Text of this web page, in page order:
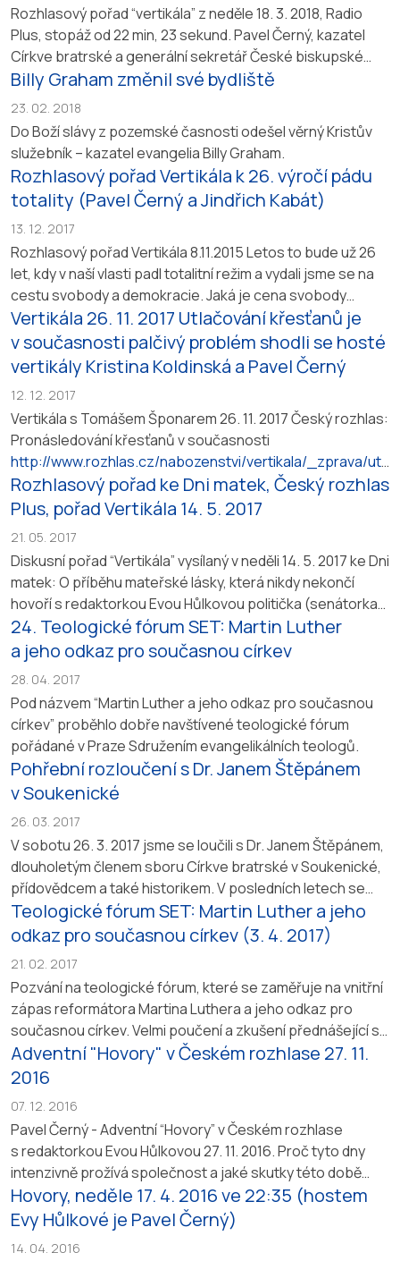
Rozhlasový pořad “vertikála” z neděle 18. 3. 2018, Radio
Plus, stopáž od 22 min, 23 sekund. Pavel Černý, kazatel
Církve bratrské a generální sekretář České biskupské
konference Stanislav Přibyl. Pořadem provází redaktorka
Eva Hůlková.
Billy Graham změnil své bydliště
23. 02. 2018
Do Boží slávy z pozemské časnosti odešel věrný Kristův
služebník – kazatel evangelia Billy Graham.
Rozhlasový pořad Vertikála k 26. výročí pádu
totality (Pavel Černý a Jindřich Kabát)
13. 12. 2017
Rozhlasový pořad Vertikála 8.11.2015 Letos to bude už 26
let, kdy v naší vlasti padl totalitní režim a vydali jsme se na
cestu svobody a demokracie. Jaká je cena svobody
dnes? Hosty Evy Hůlkové jsou Pavel Černý, pedagog
a kazatel Církve bratrské a Jindřich Kabát, psycholog
a pedagog.http://prehravac.rozhlas.cz/audio/3507504
Vertikála 26. 11. 2017 Utlačování křesťanů je
v současnosti palčivý problém shodli se hosté
vertikály Kristina Koldinská a Pavel Černý
12. 12. 2017
Vertikála s Tomášem Šponarem 26. 11. 2017 Český rozhlas:
Pronásledování křesťanů v současnosti
http://www.rozhlas.cz/nabozenstvi/vertikala/_zprava/utl
acovani-krestanu-je-v-soucasnosti-palcivy-problem-
shodli-se-hoste-vertikaly–1771630
Rozhlasový pořad ke Dni matek, Český rozhlas
Plus, pořad Vertikála 14. 5. 2017
21. 05. 2017
Diskusní pořad “Vertikála” vysílaný v neděli 14. 5. 2017 ke Dni
matek: O příběhu mateřské lásky, která nikdy nekončí
hovoří s redaktorkou Evou Hůlkovou politička (senátorka
Zuzana Boudyšová), duchovní (kazatel Pavel Černý) a po
telefonu se zapojili psycholog, hudebník a kněz.
http://prehravac.rozhlas.cz/audio/3858898
24. Teologické fórum SET: Martin Luther
a jeho odkaz pro současnou církev
28. 04. 2017
Pod názvem “Martin Luther a jeho odkaz pro současnou
církev” proběhlo dobře navštívené teologické fórum
pořádané v Praze Sdružením evangelikálních teologů.
Pohřební rozloučení s Dr. Janem Štěpánem
v Soukenické
26. 03. 2017
V sobotu 26. 3. 2017 jsme se loučili s Dr. Janem Štěpánem,
dlouholetým členem sboru Církve bratrské v Soukenické,
přídovědcem a také historikem. V posledních letech se
zaměřil na články a monografie a v centru jeho zkoumání
byli Alois Adlof, T. G. Masaryk a Přemysl Pitter. Ještě v
nedávné době dokončil knížku “Babylónské zajetí církve”,
do které...
Teologické fórum SET: Martin Luther a jeho
odkaz pro současnou církev (3. 4. 2017)
21. 02. 2017
Pozvání na teologické fórum, které se zaměřuje na vnitřní
zápas reformátora Martina Luthera a jeho odkaz pro
současnou církev. Velmi poučení a zkušení přednášející se
dotknou Lutherovy zbožnosti a teologie srdce. Otevřen
také bude Lutherův vztah k Písmu svatému.
Adventní "Hovory" v Českém rozhlase 27. 11.
2016
07. 12. 2016
Pavel Černý - Adventní “Hovory” v Českém rozhlase
s redaktorkou Evou Hůlkovou 27. 11. 2016. Proč tyto dny
intenzivně prožívá společnost a jaké skutky této době
sluší.http://prehravac.rozhlas.cz/audio/3751586
Hovory, neděle 17. 4. 2016 ve 22:35 (hostem
Evy Hůlkové je Pavel Černý)
14. 04. 2016